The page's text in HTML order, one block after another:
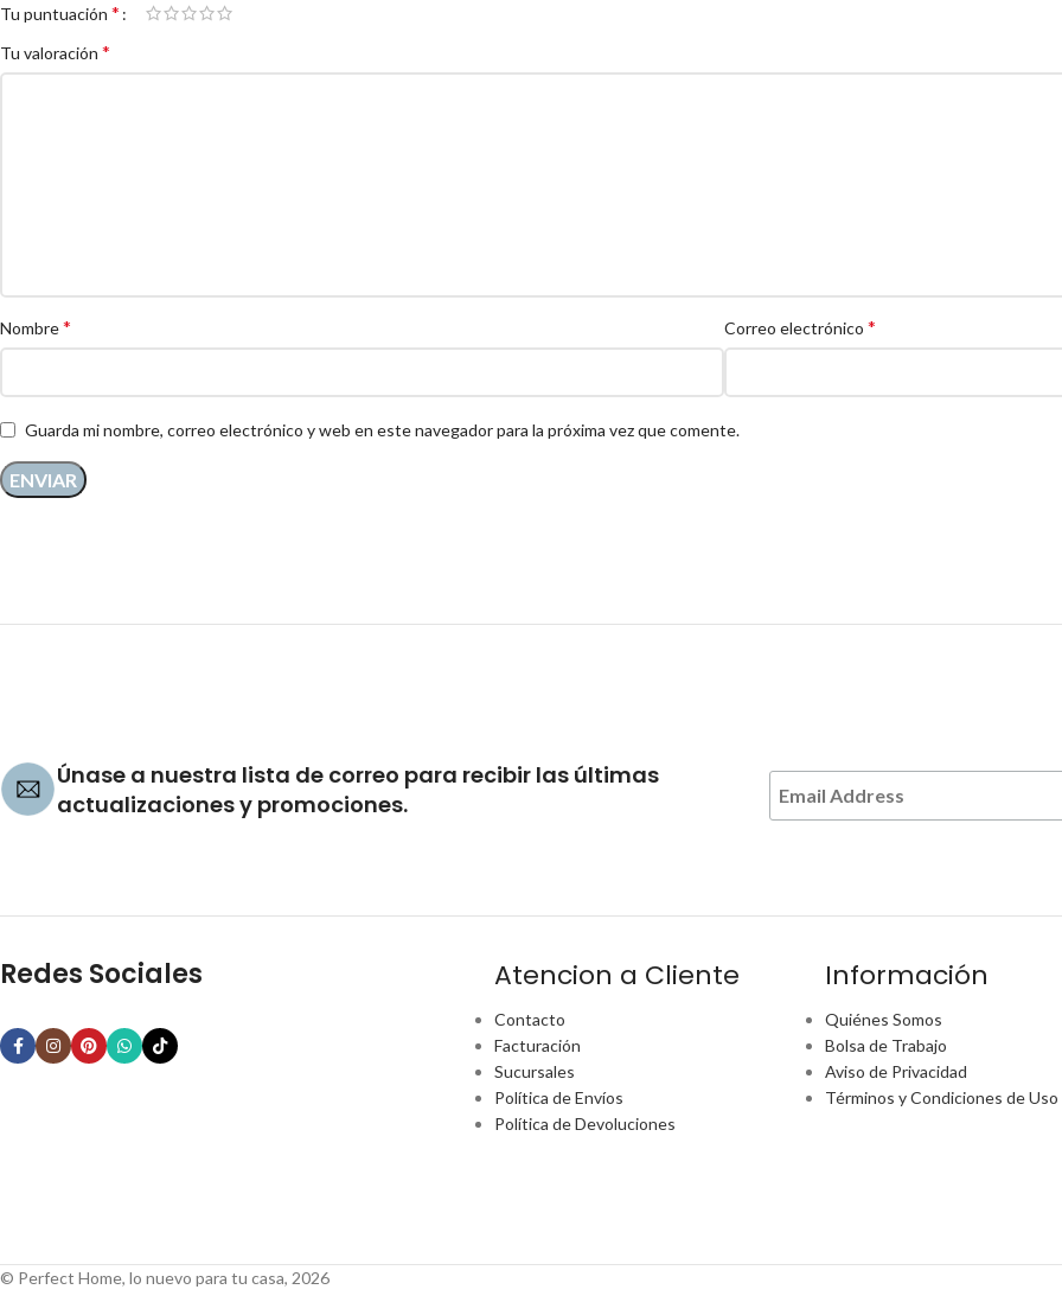
Tu puntuación *
Tu valoración *
Nombre* Correo electrónico *
Guarda mi nombre, correo electrónico y web en este navegador para la próxima vez que comente.
Únase a nuestra lista de correo para recibir las últimas
actualizaciones y promociones.
Redes Sociales Atencion a Cliente
Contacto
Facturación
Sucursales
Política de Envíos
Política de Devoluciones
Información
Quiénes Somos
Bolsa de Trabajo
Aviso de Privacidad
Términos y Condiciones de Uso
© Perfect Home, lo nuevo para tu casa, 2026